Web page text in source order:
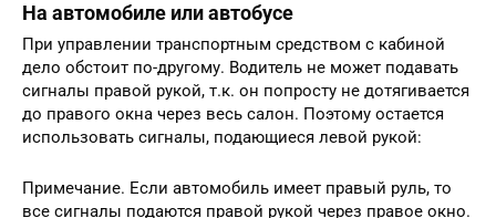
На автомобиле или автобусе
При управлении транспортным средством с кабиной
дело обстоит по-другому. Водитель не может подавать
сигналы правой рукой, т.к. он попросту не дотягивается
до правого окна через весь салон. Поэтому остается
использовать сигналы, подающиеся левой рукой:
Примечание. Если автомобиль имеет правый руль, то
все сигналы подаются правой рукой через правое окно.